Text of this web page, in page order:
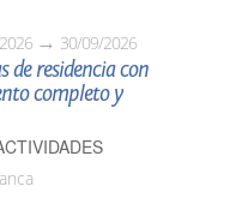
30/09/2026
de residencia con
completo y